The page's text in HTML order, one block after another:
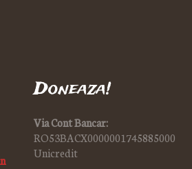
Doneaza!
Via Cont Bancar:
RO53BACX0000001745885000
Unicredit